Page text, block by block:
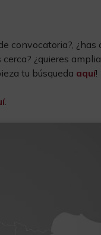
convocatoria?,
¿quieres
tu búsqueda aquí!
.